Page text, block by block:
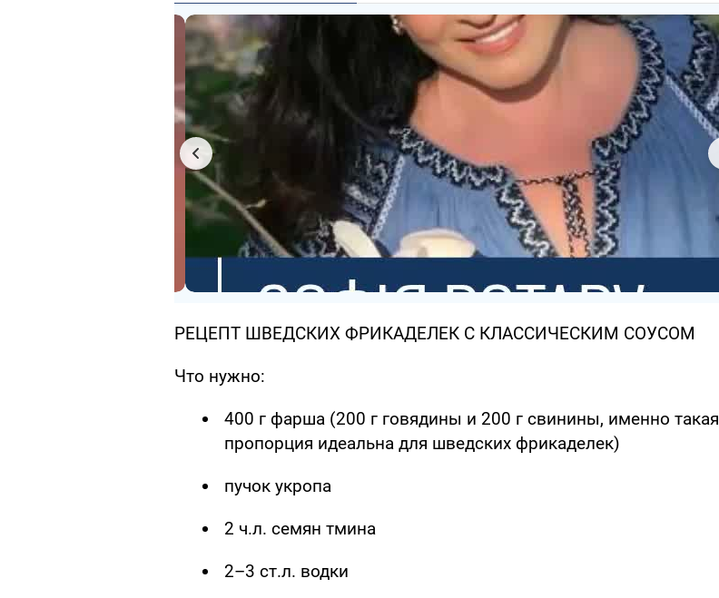
РЕЦЕПТ ШВЕДСКИХ ФРИКАДЕЛЕК С КЛАССИЧЕСКИМ СОУСОМ
Что нужно:
400 г фарша (200 г говядины и 200 г свинины, именно такая
пропорция идеальна для шведских фрикаделек)
пучок укропа
2 ч.л. семян тмина
2–3 ст.л. водки